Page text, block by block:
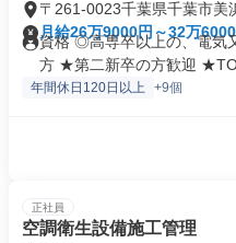
〒261-0023千葉県千葉市美
月給26万9000円～32万
資格 ◎高専卒以上の、電気
方 ★第二新卒の方歓迎
年間休日120日以上 +9個
正社員
空調衛生設備施工管理